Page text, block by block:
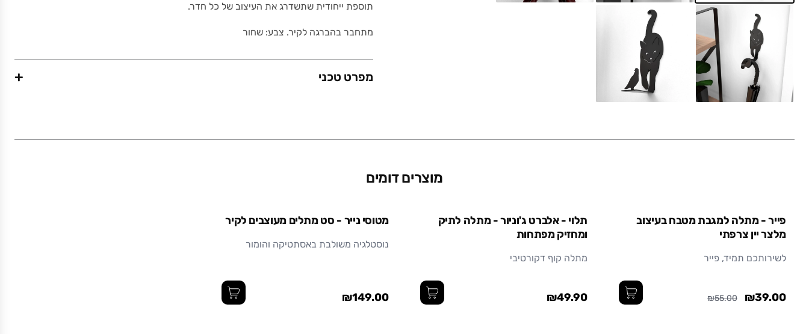
תוספת ייחודית שתשדרג את העיצוב של כל חדר.
מתחבר בהברגה לקיר. צבע: שחור
מפרט טכני +
עמיד ואיכותי לאורך זמן.
מוצרים דומים
פייר - מתלה למגבת מטבח בעיצוב
מלצר יין צרפתי
לשירותכם תמיד, פייר
₪39.00
₪55.00
תלוי - אלברט ג'וניור - מתלה לתיק
ומחזיק מפתחות
מתלה קוף דקורטיבי
₪49.90
מטוסי נייר - סט מתלים מעוצבים לקיר
נוסטלגיה משולבת באסתטיקה והומור
₪149.00